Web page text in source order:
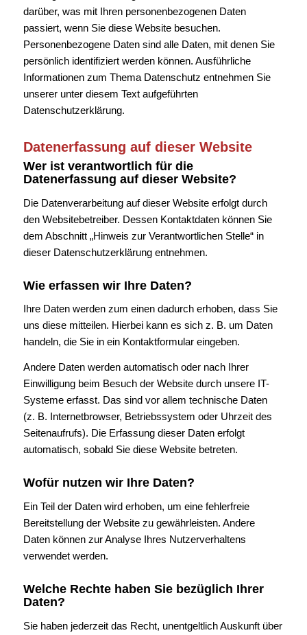
darüber, was mit Ihren personenbezogenen Daten
passiert, wenn Sie diese Website besuchen.
Personenbezogene Daten sind alle Daten, mit denen Sie
persönlich identifiziert werden können. Ausführliche
Informationen zum Thema Datenschutz entnehmen Sie
unserer unter diesem Text aufgeführten
Datenschutzerklärung.
Datenerfassung auf dieser Website
Wer ist verantwortlich für die
Datenerfassung auf dieser Website?
Die Datenverarbeitung auf dieser Website erfolgt durch
den Websitebetreiber. Dessen Kontaktdaten können Sie
dem Abschnitt „Hinweis zur Verantwortlichen Stelle“ in
dieser Datenschutzerklärung entnehmen.
Wie erfassen wir Ihre Daten?
Ihre Daten werden zum einen dadurch erhoben, dass Sie
uns diese mitteilen. Hierbei kann es sich z. B. um Daten
handeln, die Sie in ein Kontaktformular eingeben.
Andere Daten werden automatisch oder nach Ihrer
Einwilligung beim Besuch der Website durch unsere IT-
Systeme erfasst. Das sind vor allem technische Daten
(z. B. Internetbrowser, Betriebssystem oder Uhrzeit des
Seitenaufrufs). Die Erfassung dieser Daten erfolgt
automatisch, sobald Sie diese Website betreten.
Wofür nutzen wir Ihre Daten?
Ein Teil der Daten wird erhoben, um eine fehlerfreie
Bereitstellung der Website zu gewährleisten. Andere
Daten können zur Analyse Ihres Nutzerverhaltens
verwendet werden.
Welche Rechte haben Sie bezüglich Ihrer
Daten?
Sie haben jederzeit das Recht, unentgeltlich Auskunft über